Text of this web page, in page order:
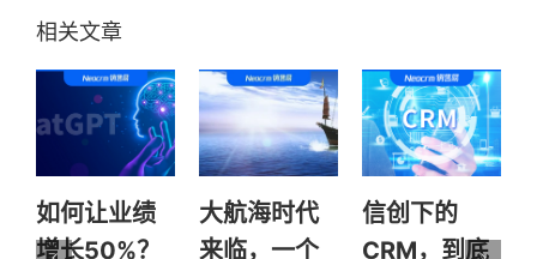
如何让业绩
增长50%？
大航海时代
来临，一个
信创下的
CRM，到底